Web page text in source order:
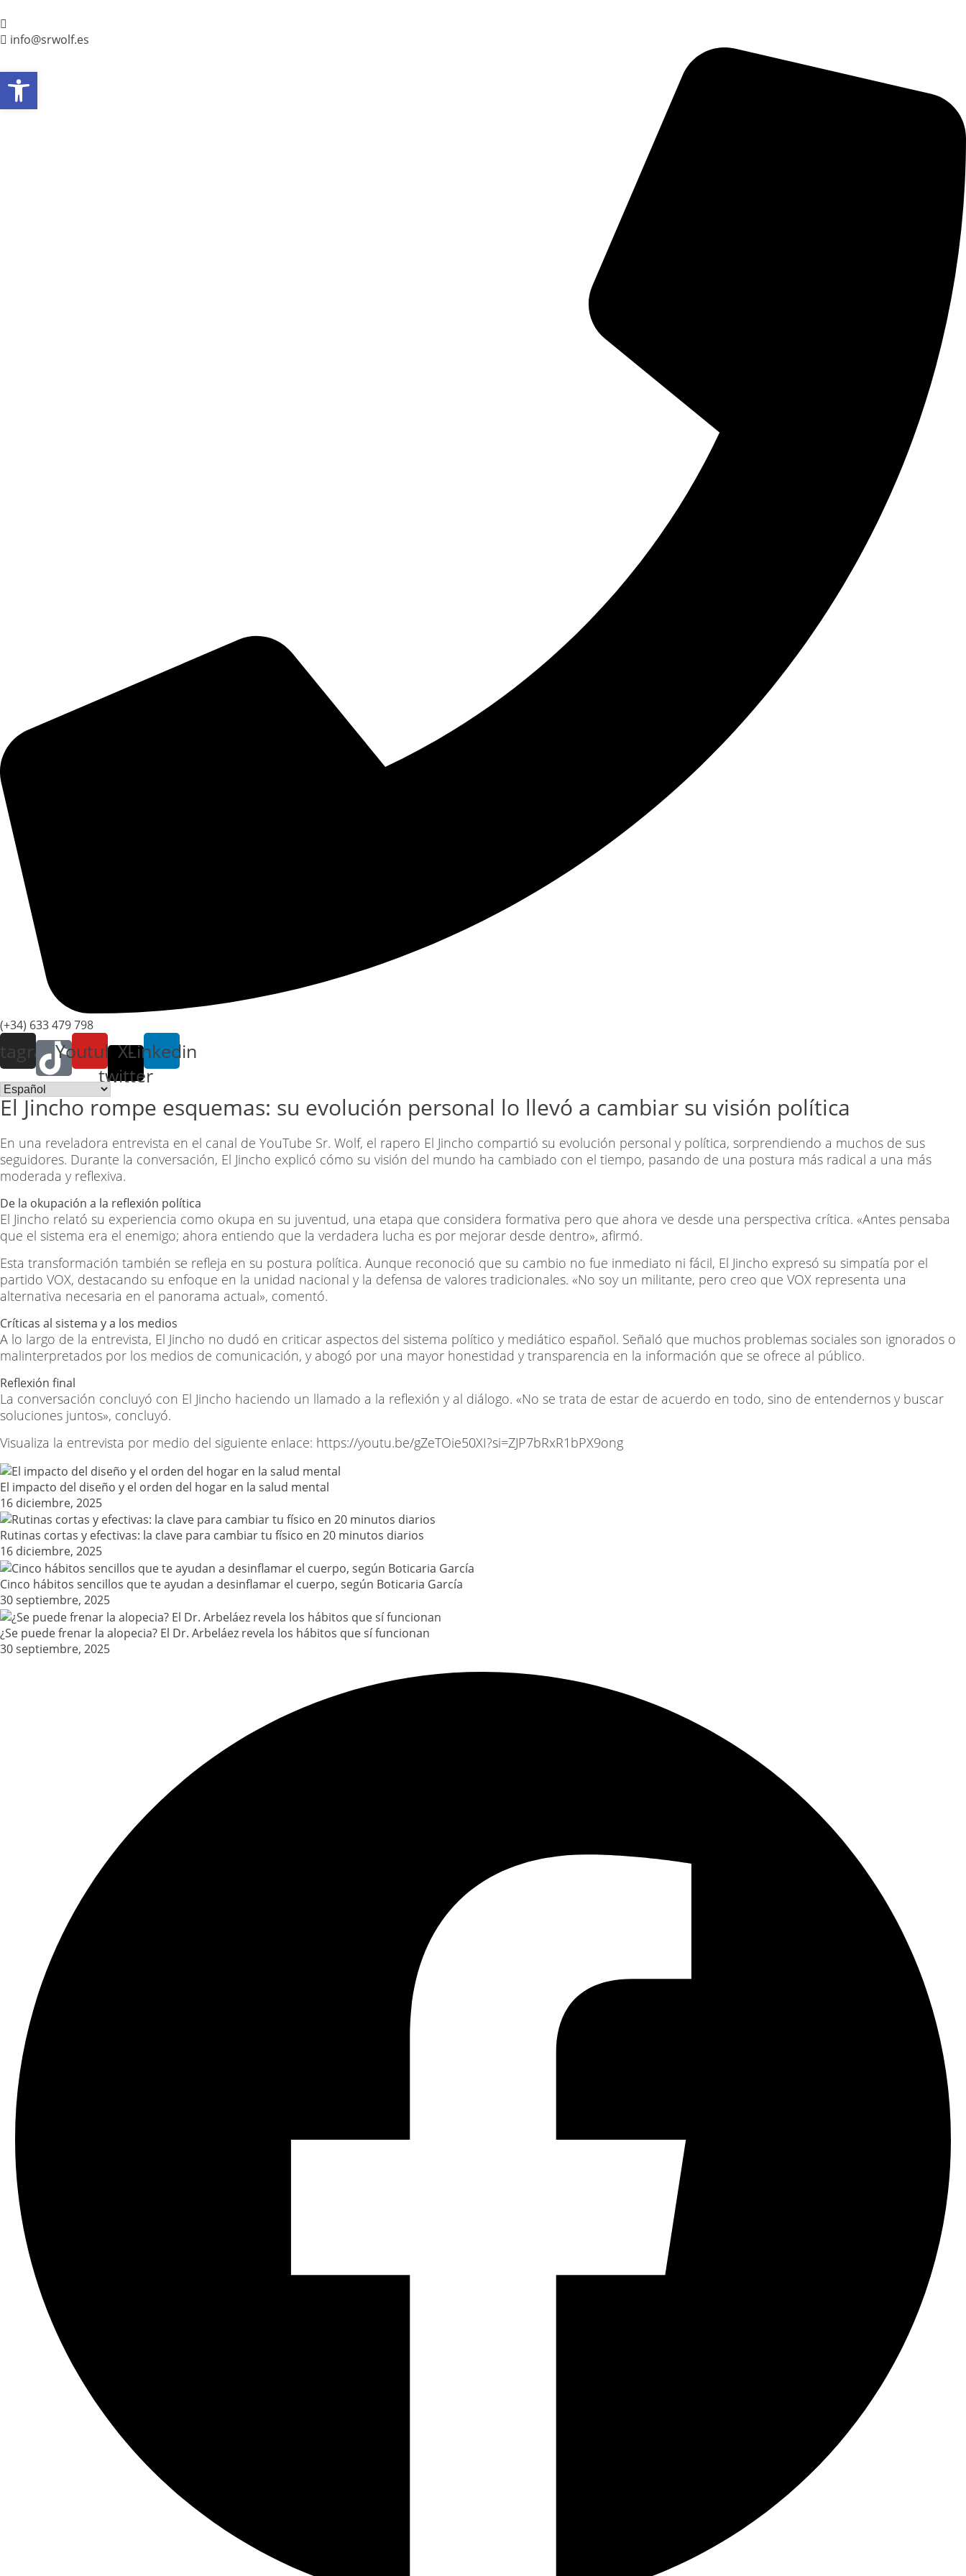
info@srwolf.es
(+34) 633 479 798
YoutubeX-
twitter
Linkedin
El Jincho rompe esquemas: su evolución personal lo llevó a cambiar su visión política
En una reveladora entrevista en el canal de YouTube Sr. Wolf, el rapero El Jincho compartió su evolución personal y política, sorprendiendo a muchos de sus
seguidores. Durante la conversación, El Jincho explicó cómo su visión del mundo ha cambiado con el tiempo, pasando de una postura más radical a una más
moderada y reflexiva.
De la okupación a la reflexión política
El Jincho relató su experiencia como okupa en su juventud, una etapa que considera formativa pero que ahora ve desde una perspectiva crítica. «Antes pensaba
que el sistema era el enemigo; ahora entiendo que la verdadera lucha es por mejorar desde dentro», afirmó.
Esta transformación también se refleja en su postura política. Aunque reconoció que su cambio no fue inmediato ni fácil, El Jincho expresó su simpatía por el
partido VOX, destacando su enfoque en la unidad nacional y la defensa de valores tradicionales. «No soy un militante, pero creo que VOX representa una
alternativa necesaria en el panorama actual», comentó.
Críticas al sistema y a los medios
A lo largo de la entrevista, El Jincho no dudó en criticar aspectos del sistema político y mediático español. Señaló que muchos problemas sociales son ignorados o
malinterpretados por los medios de comunicación, y abogó por una mayor honestidad y transparencia en la información que se ofrece al público.
Reflexión final
La conversación concluyó con El Jincho haciendo un llamado a la reflexión y al diálogo. «No se trata de estar de acuerdo en todo, sino de entendernos y buscar
soluciones juntos», concluyó.
Visualiza la entrevista por medio del siguiente enlace: https://youtu.be/gZeTOie50XI?si=ZJP7bRxR1bPX9ong
El impacto del diseño y el orden del hogar en la salud mental
16 diciembre, 2025
Rutinas cortas y efectivas: la clave para cambiar tu físico en 20 minutos diarios
16 diciembre, 2025
Cinco hábitos sencillos que te ayudan a desinflamar el cuerpo, según Boticaria García
30 septiembre, 2025
¿Se puede frenar la alopecia? El Dr. Arbeláez revela los hábitos que sí funcionan
30 septiembre, 2025
Abrir